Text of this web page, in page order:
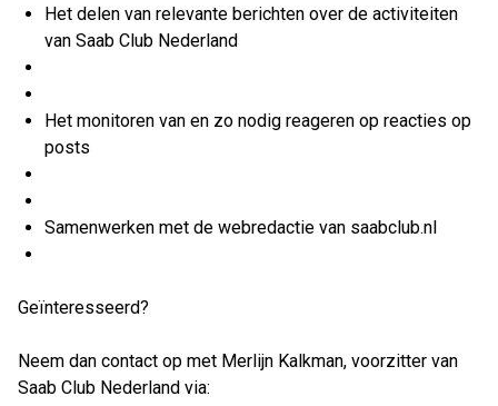
Het delen van relevante berichten over de activiteiten
van Saab Club Nederland
Het monitoren van en zo nodig reageren op reacties op
posts
Samenwerken met de webredactie van saabclub.nl
Geïnteresseerd?
Neem dan contact op met Merlijn Kalkman, voorzitter van
Saab Club Nederland via: